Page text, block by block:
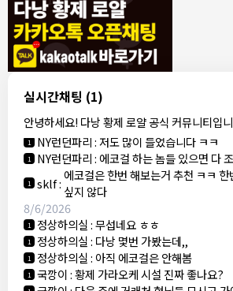
실시간채팅 (1)
안녕하세요! 다낭 황제 로얄 공식 커뮤니티입
8/4/2026
1 모기한테물림:여기도 문의해보면 바로 알려
1 모기한테물림:정찰가보다 쌀수 없음
1 결혼안해:ㄹㅇ 팩트 ㅋㅋㅋㅋ
결혼안해:ㄹㅇ 팩트 ㅋㅋㅋㅋ
8/5/2026
NY런던파리 :다낭 에코걸 여기서 예약 가능
1 3군:에코걸 좀 조심 하는게 좋음
1 NY런던파리:저도 많이 들었습니다 ㅋㅋ
1 NY런던파리: 에코걸 하는 놈들 있으면 다
1 sklf: 에코걸은 한번 해보는거 추천 ㅋㅋ
싶지 않다
8/6/2026
1 정상하의실:무섭네요 ㅎㅎ
1 정상하의실: 다낭 몇번 가봤는데,,
1 정상하의실: 아직 에코걸은 안해봄
1 국깡이:황제 가라오케 시설 진짜 좋나요?